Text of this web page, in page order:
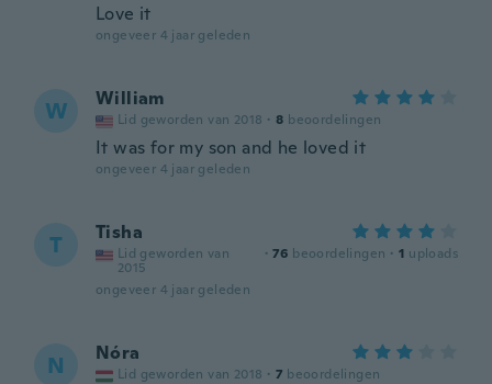
Love it
ongeveer 4 jaar geleden
W William
Lid geworden van 2018 · 8 beoordelingen
It was for my son and he loved it
ongeveer 4 jaar geleden
T Tisha
Lid geworden van
2015
· 76 beoordelingen · 1 uploads
ongeveer 4 jaar geleden
N Nóra
Lid geworden van 2018 · 7 beoordelingen